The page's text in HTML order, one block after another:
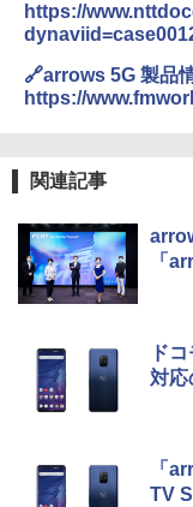
https://
🔗arrows 5G 製品
https://
関連記事
「
ド
対応
「
TV